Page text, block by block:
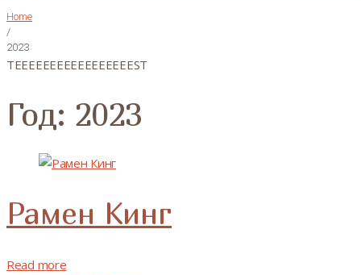
Home
/
2023
TEEEEEEEEEEEEEEEEEST
Год: 2023
Рамен Кинг
Read more